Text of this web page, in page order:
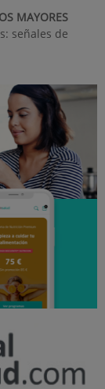
MAYORES
señales de